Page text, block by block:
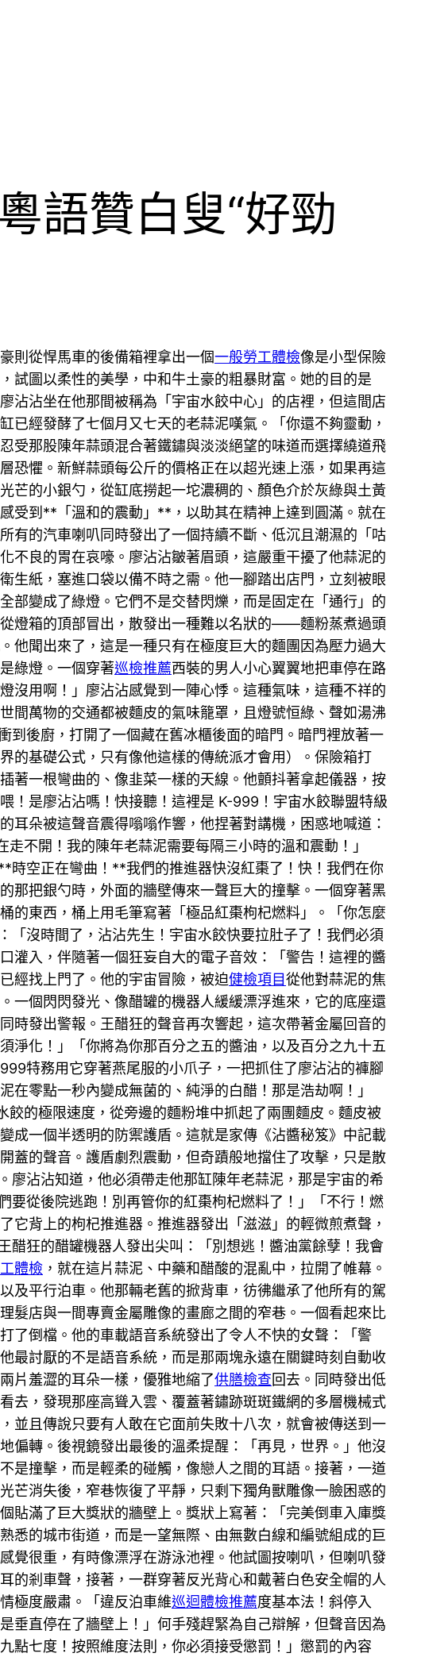
語贊白叟“好勁
則從悍馬車的後備箱裡拿出一個一般勞工體檢像是小型保險
試圖以柔性的美學，中和牛土豪的粗暴財富。她的目的是
沾沾坐在他那間被稱為「宇宙水餃中心」的店裡，但這間店
經發酵了七個月又七天的老蒜泥嘆氣。「你還不夠靈動，
受那股陳年蒜頭混合著鐵鏽與淡淡絕望的味道而選擇繞道飛
恐懼。新鮮蒜頭每公斤的價格正在以超光速上漲，如果再這
芒的小銀勺，從缸底撈起一坨濃稠的、顏色介於灰綠與土黃
受到**「溫和的震動」**，以助其在精神上達到圓滿。就在
有的汽車喇叭同時發出了一個持續不斷、低沉且潮濕的「咕
不良的胃在哀嚎。廖沾沾皺著眉頭，這嚴重干擾了他蒜泥的
生紙，塞進口袋以備不時之需。他一腳踏出店門，立刻被眼
部變成了綠燈。它們不是交替閃爍，而是固定在「通行」的
燈箱的頂部冒出，散發出一種難以名狀的——麵粉蒸煮過頭
他聞出來了，這是一種只有在極度巨大的麵團因為壓力過大
綠燈。一個穿著巡檢推薦西裝的男人小心翼翼地把車停在路
沒用啊！」廖沾沾感覺到一陣心悸。這種氣味，這種不祥的
間萬物的交通都被麵皮的氣味籠罩，且燈號恒綠、聲如湯沸
後廚，打開了一個藏在舊冰櫃後面的暗門。暗門裡放著一
的基礎公式，只有像他這樣的傳統派才會用）。保險箱打
著一根彎曲的、像韭菜一樣的天線。他顫抖著拿起儀器，按
是廖沾沾嗎！快接聽！這裡是 K-999！宇宙水餃聯盟特級
朵被這聲音震得嗡嗡作響，他捏著對講機，困惑地喊道：
不開！我的陳年老蒜泥需要每隔三小時的溫和震動！」
時空正在彎曲！**我們的推進器快沒紅棗了！快！我們在你
把銀勺時，外面的牆壁傳來一聲巨大的撞擊。一個穿著黑
的東西，桶上用毛筆寫著「極品紅棗枸杞燃料」。「你怎麼
沒時間了，沾沾先生！宇宙水餃快要拉肚子了！我們必須
灌入，伴隨著一個狂妄自大的電子音效：「警告！這裡的醬
經找上門了。他的宇宙冒險，被迫健檢項目從他對蒜泥的焦
一個閃閃發光、像醋罐的機器人緩緩漂浮進來，它的底座還
時發出警報。王醋狂的聲音再次響起，這次帶著金屬回音的
淨化！」「你將為你那百分之五的醬油，以及百分之九十五
特務用它穿著燕尾服的小爪子，一把抓住了廖沾沾的褲腳
零點一秒內變成無菌的、純淨的白醋！那是浩劫啊！」
餃的極限速度，從旁邊的麵粉堆中抓起了兩團麵皮。麵皮被
成一個半透明的防禦護盾。這就是家傳《沾醬秘笈》中記載
蓋的聲音。護盾劇烈震動，但奇蹟般地擋住了攻擊，只是散
沾沾知道，他必須帶走他那缸陳年老蒜泥，那是宇宙的希
從後院逃跑！別再管你的紅棗枸杞燃料了！」「不行！燃
背上的枸杞推進器。推進器發出「滋滋」的輕微煎煮聲，
狂的醋罐機器人發出尖叫：「別想逃！醬油黨餘孽！我會
體檢 ，就在這片蒜泥、中藥和醋酸的混亂中，拉開了帷幕。
及平行泊車。他那輛老舊的掀背車，彷彿繼承了他所有的駕
髮店與一間專賣金屬雕像的畫廊之間的窄巷。一個看起來比
了倒檔。他的車載語音系統發出了令人不快的女聲：「警
最討厭的不是語音系統，而是那兩塊永遠在關鍵時刻自動收
片羞澀的耳朵一樣，優雅地縮了供膳檢查回去。同時發出低
去，發現那座高聳入雲、覆蓋著鏽跡斑斑鐵網的多層機械式
並且傳說只要有人敢在它面前失敗十八次，就會被傳送到一
偏轉。後視鏡發出最後的溫柔提醒：「再見，世界。」他沒
是撞擊，而是輕柔的碰觸，像戀人之間的耳語。接著，一道
芒消失後，窄巷恢復了平靜，只剩下獨角獸雕像一臉困惑的
貼滿了巨大獎狀的牆壁上。獎狀上寫著：「完美倒車入庫獎
的城市街道，而是一望無際、由無數白線和編號組成的巨
覺很重，有時像漂浮在游泳池裡。他試圖按喇叭，但喇叭發
的剎車聲，接著，一群穿著反光背心和戴著白色安全帽的人
極度嚴肅。「違反泊車維巡迴體檢推薦度基本法！斜停入
垂直停在了牆壁上！」何手殘趕緊為自己辯解，但聲音因為
七度！按照維度法則，你必須接受懲罰！」懲罰的內容